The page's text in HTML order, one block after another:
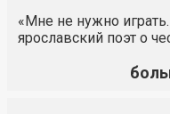
«Мне не нужно
ярославский поэт о